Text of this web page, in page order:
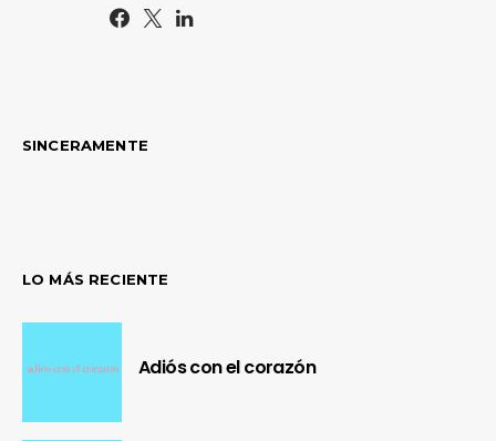
SINCERAMENTE
LO MÁS RECIENTE
Adiós con el corazón